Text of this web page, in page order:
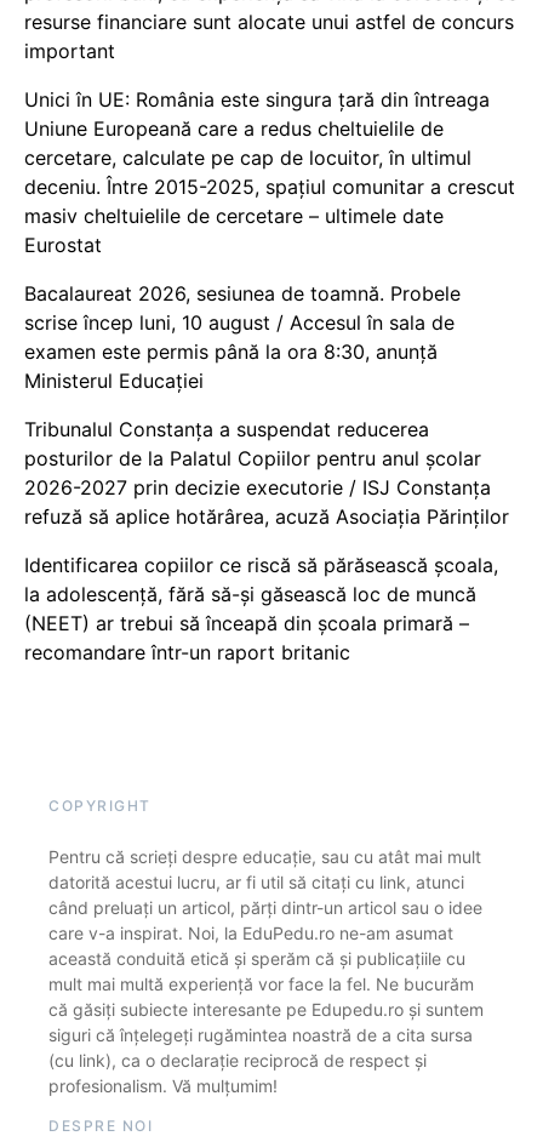
resurse financiare sunt alocate unui astfel de concurs
important
Unici în UE: România este singura țară din întreaga
Uniune Europeană care a redus cheltuielile de
cercetare, calculate pe cap de locuitor, în ultimul
deceniu. Între 2015-2025, spațiul comunitar a crescut
masiv cheltuielile de cercetare – ultimele date
Eurostat
Bacalaureat 2026, sesiunea de toamnă. Probele
scrise încep luni, 10 august / Accesul în sala de
examen este permis până la ora 8:30, anunță
Ministerul Educației
Tribunalul Constanța a suspendat reducerea
posturilor de la Palatul Copiilor pentru anul școlar
2026-2027 prin decizie executorie / ISJ Constanța
refuză să aplice hotărârea, acuză Asociația Părinților
Identificarea copiilor ce riscă să părăsească școala,
la adolescență, fără să-și găsească loc de muncă
(NEET) ar trebui să înceapă din școala primară –
recomandare într-un raport britanic
COPYRIGHT
Pentru că scrieți despre educație, sau cu atât mai mult
datorită acestui lucru, ar fi util să citați cu link, atunci
când preluați un articol, părți dintr-un articol sau o idee
care v-a inspirat. Noi, la EduPedu.ro ne-am asumat
această conduită etică și sperăm că și publicațiile cu
mult mai multă experiență vor face la fel. Ne bucurăm
că găsiți subiecte interesante pe Edupedu.ro și suntem
siguri că înțelegeți rugămintea noastră de a cita sursa
(cu link), ca o declarație reciprocă de respect și
profesionalism. Vă mulțumim!
DESPRE NOI